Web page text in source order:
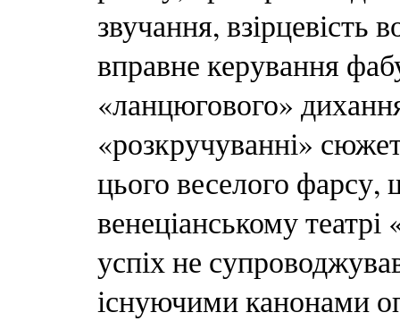
звучання, взірцевість
вправне керування
«ланцюгового»
«розкручуванні»
цього веселого фарсу,
венеціанському
успіх не
існуючими канонами